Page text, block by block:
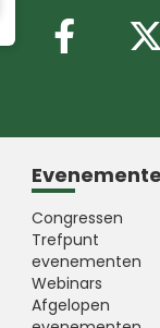
Congressen
Trefpunt
evenementen
Webinars
Afgelopen